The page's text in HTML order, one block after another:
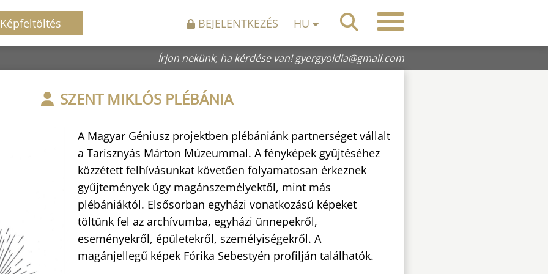
Képfeltöltés BEJELENTKEZÉS HU
Írjon nekünk, ha kérdése van!gyergyoidia@gmail.com
SZENT MIKLÓS PLÉBÁNIA
A Magyar Géniusz projektben plébániánk partnerséget vállalt
a Tarisznyás Márton Múzeummal. A fényképek gyűjtéséhez
közzétett felhívásunkat követően folyamatosan érkeznek
gyűjtemények úgy magánszemélyektől, mint más
plébániáktól. Elsősorban egyházi vonatkozású képeket
töltünk fel az archívumba, egyházi ünnepekről,
eseményekről, épületekről, személyiségekről. A
magánjellegű képek Fórika Sebestyén profilján találhatók.